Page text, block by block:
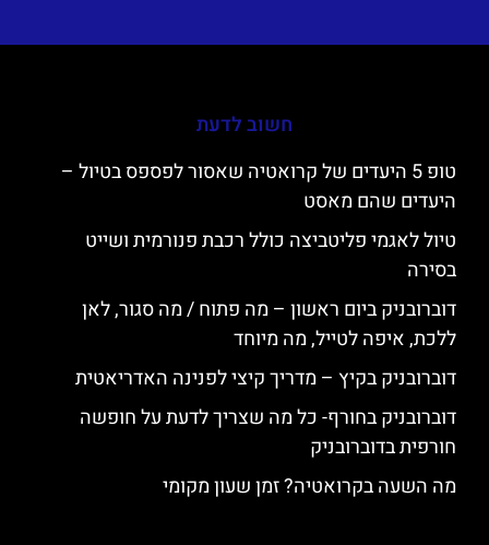
חשוב לדעת
טופ 5 היעדים של קרואטיה שאסור לפספס בטיול –
היעדים שהם מאסט
טיול לאגמי פליטביצה כולל רכבת פנורמית ושייט
בסירה
דוברובניק ביום ראשון – מה פתוח / מה סגור, לאן
ללכת, איפה לטייל, מה מיוחד
דוברובניק בקיץ – מדריך קיצי לפנינה האדריאטית
דוברובניק בחורף- כל מה שצריך לדעת על חופשה
חורפית בדוברובניק
מה השעה בקרואטיה? זמן שעון מקומי